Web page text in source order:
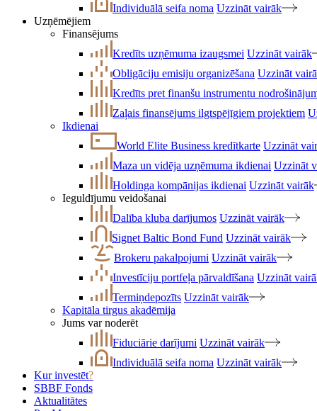
Individuālā seifa noma Uzzināt vairāk
Uzņēmējiem
Finansējums
Kredīts uzņēmuma izaugsmei Uzzināt vairāk
Obligāciju emisiju organizēšana Uzzināt
Kredīts pret finanšu instrumentu
Zaļais finansējums ilgtspējīgiem projektiem
Ikdienai
World Elite Business kredītkarte Uzzināt
Maza un vidēja uzņēmuma ikdienai Uzzināt
Holdinga kompānijas ikdienai Uzzināt vairāk
Ieguldījumu veidošanai
Dalība kluba darījumos Uzzināt vairāk
Signet Baltic Bond Fund Uzzināt vairāk
Brokeru pakalpojumi Uzzināt vairāk
Investīciju portfeļa pārvaldīšana Uzzināt
Termiņdepozīts Uzzināt vairāk
Kapitāla tirgus akadēmija
Jums var noderēt
Fiduciārie darījumi Uzzināt vairāk
Individuālā seifa noma Uzzināt vairāk
Kur investēt?
SBBF Fonds
Aktualitātes